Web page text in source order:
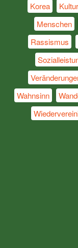
Korea
Kultur
Menschen
Rassismus
Wahnsinn